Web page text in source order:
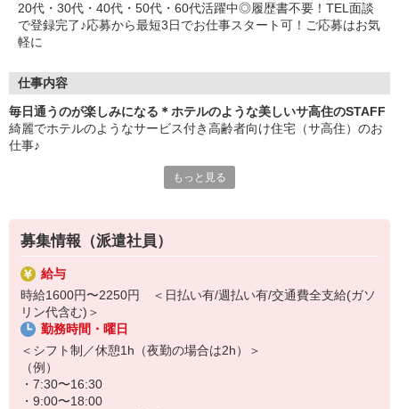
20代・30代・40代・50代・60代活躍中◎履歴書不要！TEL面談
で登録完了♪応募から最短3日でお仕事スタート可！ご応募はお気
軽に
仕事内容
毎日通うのが楽しみになる＊ホテルのような美しいサ高住のSTAFF
綺麗でホテルのようなサービス付き高齢者向け住宅（サ高住）のお
仕事♪
・施設内やお部屋の簡単なお掃除
・お話し相手やレクリエーションのサポート
など
いつも清潔に保たれた美しい館内は、一歩足を踏み入れるだけで背
筋が伸び、温かい気持ちで1日をスタートできます♪
毎日入居者さんとお話をするので、カフェやホテルなどの接客業の
経験がある方は、培ったスキルを大いに活かせる環境です◎
もっと見る
募集情報（派遣社員）
給与
時給1600円〜2250円 ＜日払い有/週払い有/交通費全支給(ガソ
リン代含む)＞
勤務時間・曜日
＜シフト制／休憩1h（夜勤の場合は2h）＞
（例）
・7:30〜16:30
・9:00〜18:00